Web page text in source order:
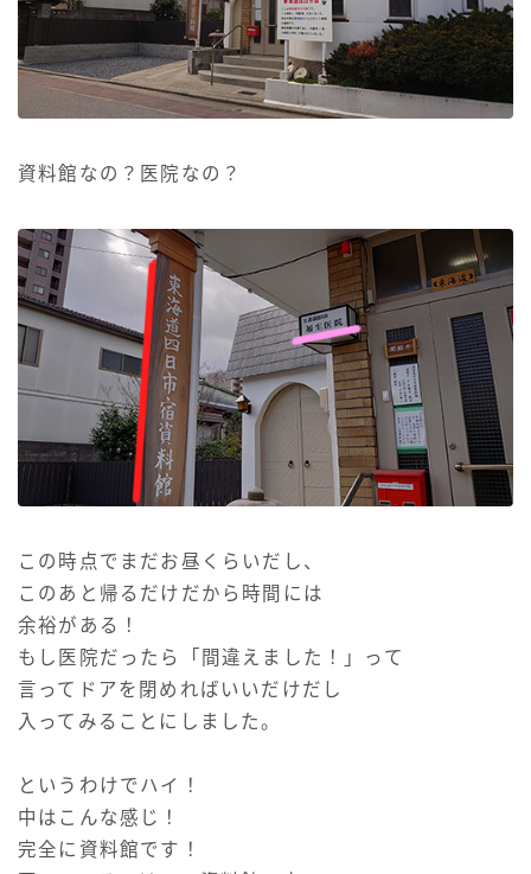
資料館なの？医院なの？
この時点でまだお昼くらいだし、
このあと帰るだけだから時間には
余裕がある！
もし医院だったら「間違えました！」って
言ってドアを閉めればいいだけだし
入ってみることにしました。
というわけでハイ！
中はこんな感じ！
完全に資料館です！